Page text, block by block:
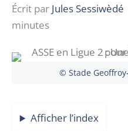
Écrit par Jules Sessiwèdé
minutes
© Stade
Afficher l’index